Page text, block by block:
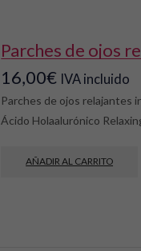
parches de ojos
16,00€ IVA incluido
Parches de ojos relajantes
Ácido Holaalurónico
AÑADIR AL CARRITO